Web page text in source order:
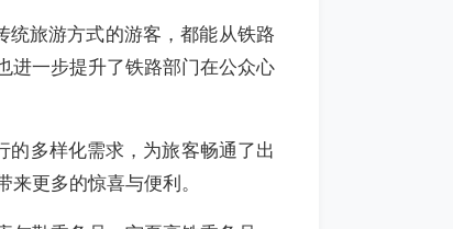
旅游方式的游客，都能从铁路
进一步提升了铁路部门在公众心
多样化需求，为旅客畅通了出
更多的惊喜与便利。